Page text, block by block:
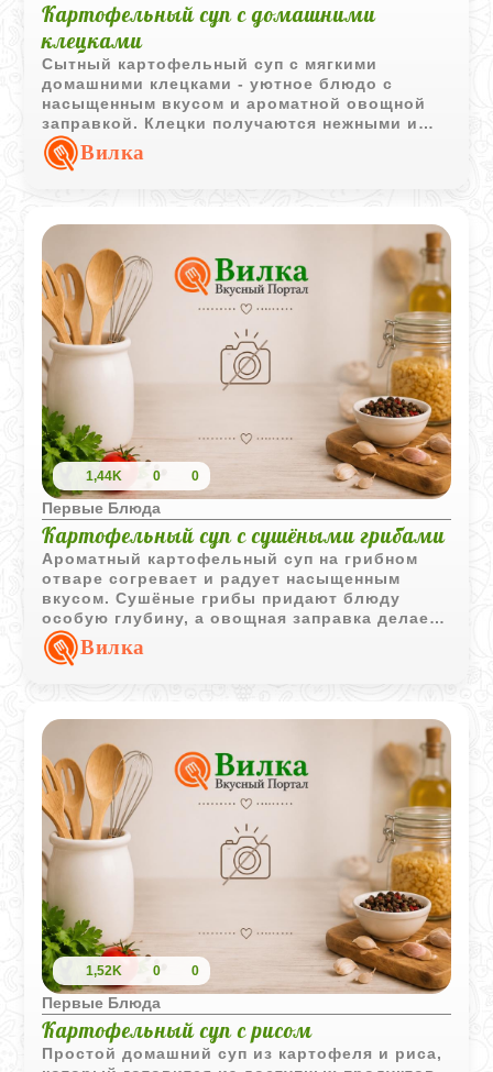
Картофельный суп с домашними
клецками
Сытный картофельный суп с мягкими
домашними клецками - уютное блюдо с
насыщенным вкусом и ароматной овощной
заправкой. Клецки получаются нежными и
воздушными благодаря отдельно взбитым
белкам, а обжаренные овощи и сало делают
Вилка
1,44K 0 0
Первые Блюда
Картофельный суп с сушёными грибами
Ароматный картофельный суп на грибном
отваре согревает и радует насыщенным
вкусом. Сушёные грибы придают блюду
особую глубину, а овощная заправка делает
его более сытным и выразительным.
Вилка
1,52K 0 0
Первые Блюда
Картофельный суп с рисом
Простой домашний суп из картофеля и риса,